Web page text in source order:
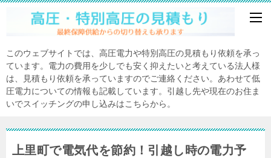
このウェブサイトでは、高圧電力や特別高圧の見積もり依頼を承っ
ています。電力の費用を少しでも安く抑えたいと考えている法人様
は、見積もり依頼を承っていますのでご連絡ください。あわせて低
圧電力についての情報も記載しています。引越し先や現在のお住ま
いでスイッチングの申し込みはこちらから。
上里町で電気代を節約！引越し時の電力予